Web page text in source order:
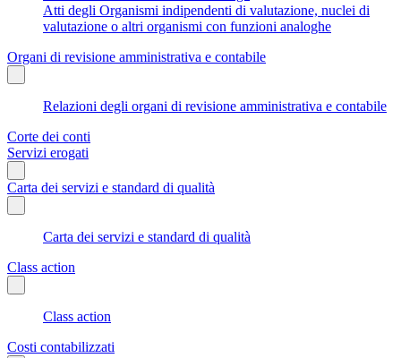
Atti degli Organismi indipendenti di valutazione, nuclei di
valutazione o altri organismi con funzioni analoghe
Organi di revisione amministrativa e contabile
Relazioni degli organi di revisione amministrativa e contabile
Corte dei conti
Servizi erogati
Carta dei servizi e standard di qualità
Carta dei servizi e standard di qualità
Class action
Class action
Costi contabilizzati